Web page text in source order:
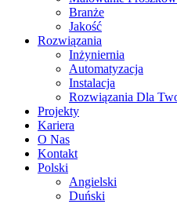
Branże
Jakość
Rozwiązania
Inżyniernia
Automatyzacja
Instalacja
Rozwiązania Dla
Projekty
Kariera
O Nas
Kontakt
Polski
Angielski
Duński